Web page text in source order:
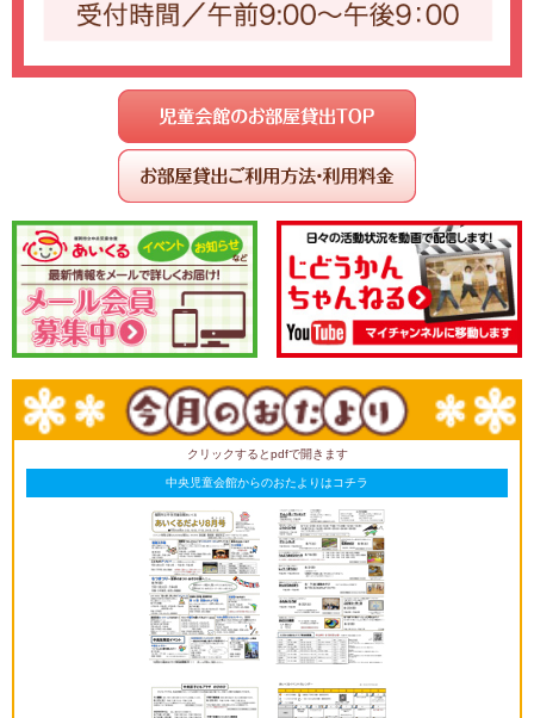
クリックするとpdfで開きます
中央児童会館からのおたよりはコチラ